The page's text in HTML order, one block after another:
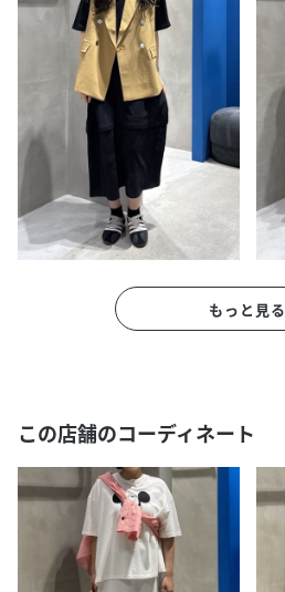
もっと見る
この店舗のコーディネート